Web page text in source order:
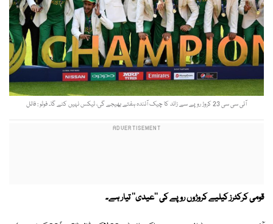
آئی سی سی 23 کروڑ روپے سے زائد کا چیک آئندہ ہفتے بھیجے گی، ٹیکس نہیں کٹے گا۔ فوٹو : فائل
قومی کرکٹرز کیلیے کروڑوں روپے کی ''عیدی'' تیار ہے۔